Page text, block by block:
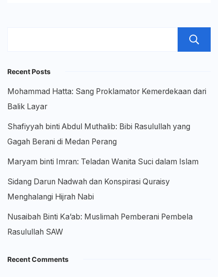
Recent Posts
Mohammad Hatta: Sang Proklamator Kemerdekaan dari
Balik Layar
Shafiyyah binti Abdul Muthalib: Bibi Rasulullah yang
Gagah Berani di Medan Perang
Maryam binti Imran: Teladan Wanita Suci dalam Islam
Sidang Darun Nadwah dan Konspirasi Quraisy
Menghalangi Hijrah Nabi
Nusaibah Binti Ka’ab: Muslimah Pemberani Pembela
Rasulullah SAW
Recent Comments